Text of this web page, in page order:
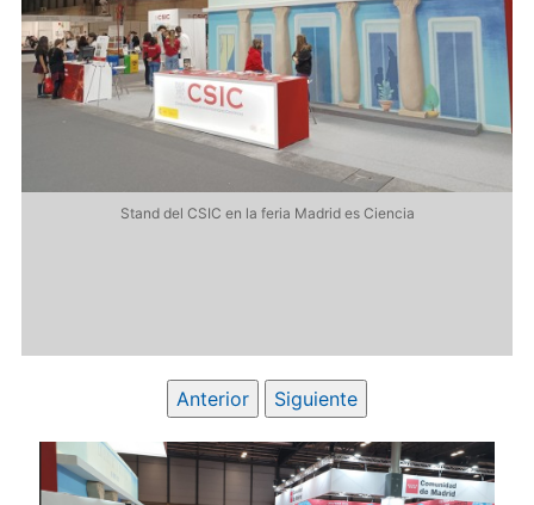
Stand del CSIC en la feria Madrid es Ciencia
Anterior Siguiente